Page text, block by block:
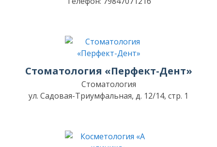
Стоматология «Перфект-Дент»
Стоматология
ул. Садовая-Триумфальная, д. 12/14, стр. 1